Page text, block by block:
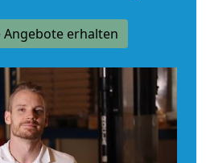
Angebote erhalten